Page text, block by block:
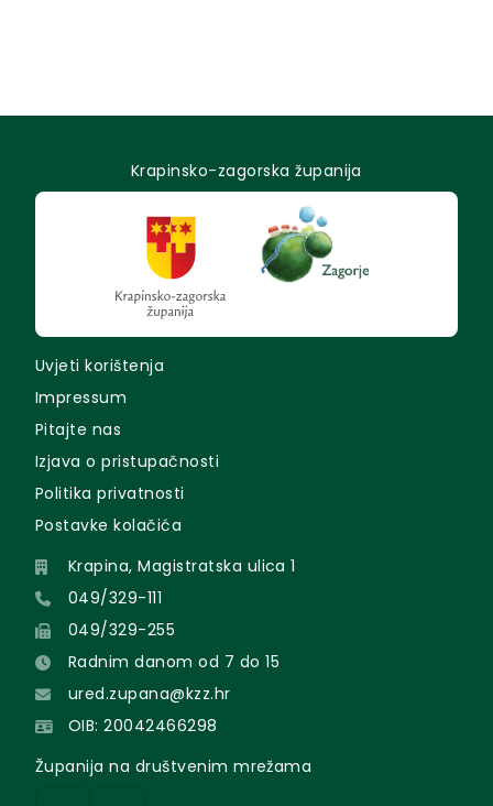
Krapinsko-zagorska županija
Uvjeti korištenja
Impressum
Pitajte nas
Izjava o pristupačnosti
Politika privatnosti
Postavke kolačića
Krapina, Magistratska ulica 1
049/329-111
049/329-255
Radnim danom od 7 do 15
ured.zupana@kzz.hr
OIB: 20042466298
Županija na društvenim mrežama